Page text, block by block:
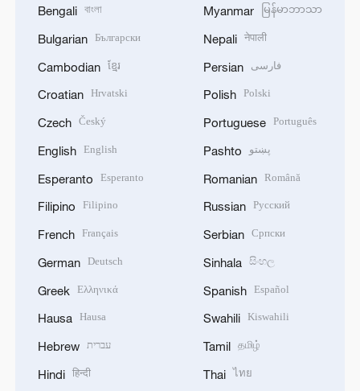
Bengali বাংলা
Bulgarian Български
Cambodian ខ្មែរ
Croatian Hrvatski
Czech Český
English English
Esperanto Esperanto
Filipino Filipino
French Français
German Deutsch
Greek Ελληνικά
Hausa Hausa
Hebrew עברית
Hindi हिन्दी
Myanmar မြန်မာဘာသာ
Nepali नेपाली
Persian فارسی
Polish Polski
Portuguese Português
Pashto پښتو
Romanian Română
Russian Русский
Serbian Српски
Sinhala සිංහල
Spanish Español
Swahili Kiswahili
Tamil தமிழ்
Thai ไทย